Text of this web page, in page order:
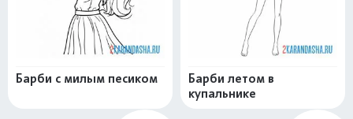
Барби с милым песиком
Барби летом в
купальнике